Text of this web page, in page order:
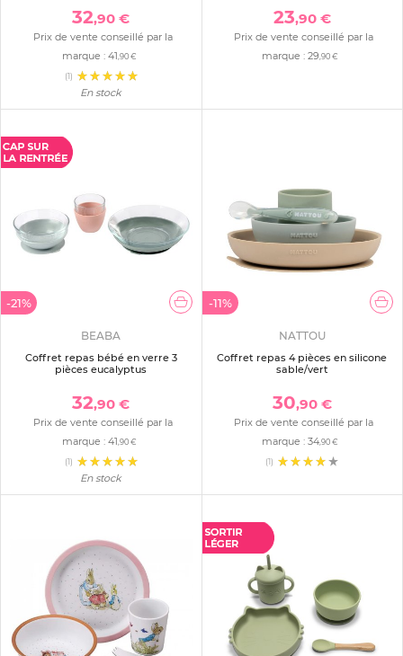
32,90 €
Prix de vente conseillé par la
marque : 41,90 €
(1)
En stock
23,90 €
Prix de vente conseillé par la
marque :29,90 €
-21%
BEABA
Coffret repas bébé en verre 3
pièces eucalyptus
32,90 €
Prix de vente conseillé par la
marque : 41,90 €
(1)
En stock
-11%
NATTOU
Coffret repas 4 pièces en silicone
sable/vert
30,90 €
Prix de vente conseillé par la
marque :34,90 €
(1)